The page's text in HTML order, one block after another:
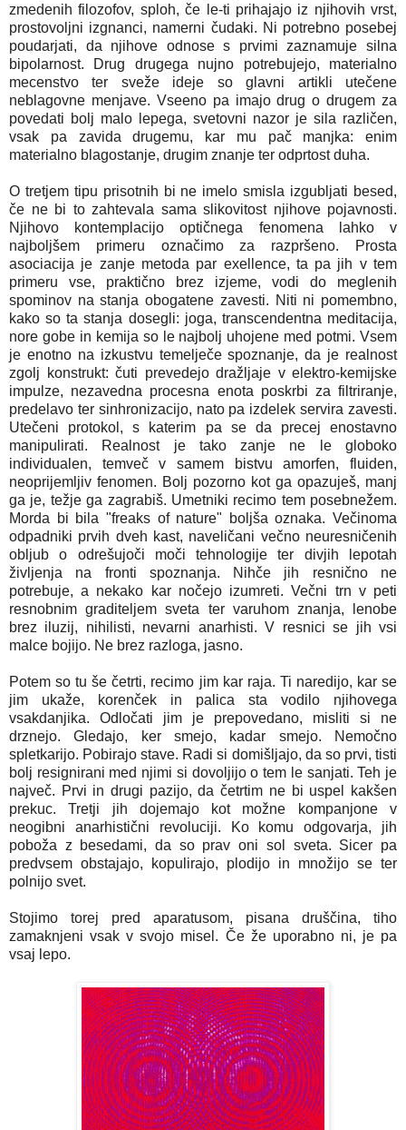
zmedenih filozofov, sploh, če le-ti prihajajo iz njihovih vrst,
prostovoljni izgnanci, namerni čudaki. Ni potrebno posebej
poudarjati, da njihove odnose s prvimi zaznamuje silna
bipolarnost. Drug drugega nujno potrebujejo, materialno
mecenstvo ter sveže ideje so glavni artikli utečene
neblagovne menjave. Vseeno pa imajo drug o drugem za
povedati bolj malo lepega, svetovni nazor je sila različen,
vsak pa zavida drugemu, kar mu pač manjka: enim
materialno blagostanje, drugim znanje ter odprtost duha.
O tretjem tipu prisotnih bi ne imelo smisla izgubljati besed,
če ne bi to zahtevala sama slikovitost njihove pojavnosti.
Njihovo kontemplacijo optičnega fenomena lahko v
najboljšem primeru označimo za razpršeno. Prosta
asociacija je zanje metoda par exellence, ta pa jih v tem
primeru vse, praktično brez izjeme, vodi do meglenih
spominov na stanja obogatene zavesti. Niti ni pomembno,
kako so ta stanja dosegli: joga, transcendentna meditacija,
nore gobe in kemija so le najbolj uhojene med potmi. Vsem
je enotno na izkustvu temelječe spoznanje, da je realnost
zgolj konstrukt: čuti prevedejo dražljaje v elektro-kemijske
impulze, nezavedna procesna enota poskrbi za filtriranje,
predelavo ter sinhronizacijo, nato pa izdelek servira zavesti.
Utečeni protokol, s katerim pa se da precej enostavno
manipulirati. Realnost je tako zanje ne le globoko
individualen, temveč v samem bistvu amorfen, fluiden,
neoprijemljiv fenomen. Bolj pozorno kot ga opazuješ, manj
ga je, težje ga zagrabiš. Umetniki recimo tem posebnežem.
Morda bi bila "freaks of nature" boljša oznaka. Večinoma
odpadniki prvih dveh kast, naveličani večno neuresničenih
obljub o odrešujoči moči tehnologije ter divjih lepotah
življenja na fronti spoznanja. Nihče jih resnično ne
potrebuje, a nekako kar nočejo izumreti. Večni trn v peti
resnobnim graditeljem sveta ter varuhom znanja, lenobe
brez iluzij, nihilisti, nevarni anarhisti. V resnici se jih vsi
malce bojijo. Ne brez razloga, jasno.
Potem so tu še četrti, recimo jim kar raja. Ti naredijo, kar se
jim ukaže, korenček in palica sta vodilo njihovega
vsakdanjika. Odločati jim je prepovedano, misliti si ne
drznejo. Gledajo, ker smejo, kadar smejo. Nemočno
spletkarijo. Pobirajo stave. Radi si domišljajo, da so prvi, tisti
bolj resignirani med njimi si dovoljijo o tem le sanjati. Teh je
največ. Prvi in drugi pazijo, da četrtim ne bi uspel kakšen
prekuc. Tretji jih dojemajo kot možne kompanjone v
neogibni anarhistični revoluciji. Ko komu odgovarja, jih
poboža z besedami, da so prav oni sol sveta. Sicer pa
predvsem obstajajo, kopulirajo, plodijo in množijo se ter
polnijo svet.
Stojimo torej pred aparatusom, pisana druščina, tiho
zamaknjeni vsak v svojo misel. Če že uporabno ni, je pa
vsaj lepo.